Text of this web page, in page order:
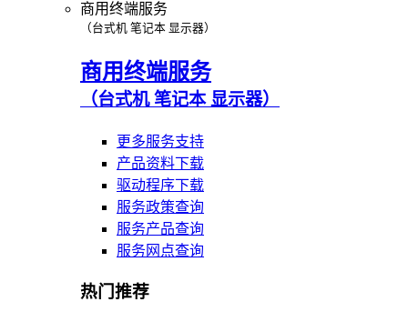
商用终端服务
（台式机 笔记本 显示器）
商用终端服务
（台式机 笔记本 显示器）
更多服务支持
产品资料下载
驱动程序下载
服务政策查询
服务产品查询
服务网点查询
热门推荐